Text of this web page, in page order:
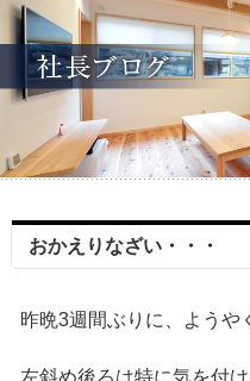
おかえりなざい・・・
昨晩3週間ぶりに、ようや